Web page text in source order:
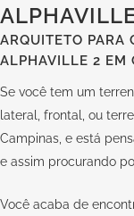
ARQUITETO PARA
ALPHAVILLE 2 EM
Se você tem um
lateral, frontal, ou
Campinas, e está
e assim procurando
Você acaba de